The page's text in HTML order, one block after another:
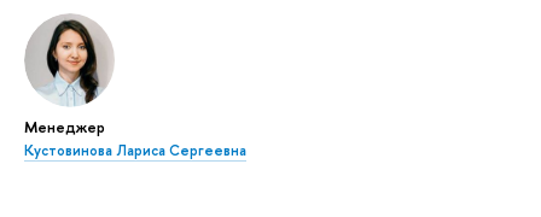
Менеджер
Кустовинова Лариса Сергеевна